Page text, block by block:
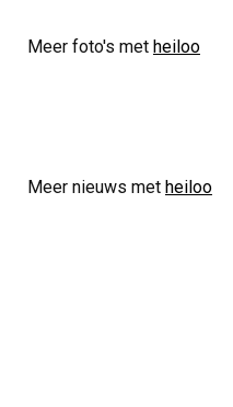
Meer foto's met heiloo
Meer nieuws met heiloo